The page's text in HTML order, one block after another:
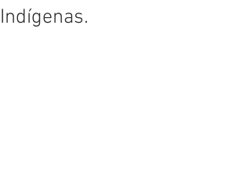
Indígenas.